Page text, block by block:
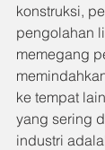
konstruksi,
pengolahan
memegang
ke tempat
yang sering
industri